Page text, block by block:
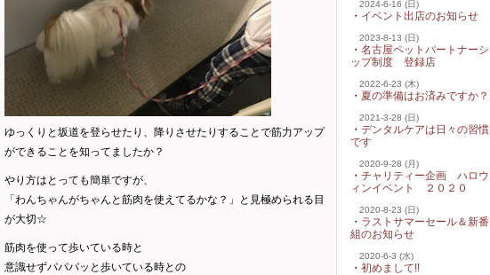
ゆっくりと坂道を登らせたり、降りさせたりすることで筋力アップ
ができることを知ってましたか？
やり方はとっても簡単ですが、
「わんちゃんがちゃんと筋肉を使えてるかな？」と見極められる目
が大切☆
筋肉を使って歩いている時と
意識せずパパパッと歩いている時との
2024-6-16 (日)
・ イベント出店のお知らせ
2023-8-13 (日)
・ 名古屋ペットパートナーシ
ップ制度 登録店
2022-6-23 (木)
・ 夏の準備はお済みですか？
2021-3-28 (日)
・ デンタルケアは日々の習慣
です
2020-9-28 (月)
・ チャリティー企画 ハロウ
ィンイベント ２０２０
2020-8-23 (日)
・ ラストサマーセール＆新番
組のお知らせ
2020-6-3 (水)
・ 初めまして!!